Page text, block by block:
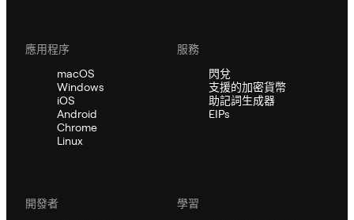
應用程序
macOS
Windows
iOS
Android
Chrome
Linux
服務
閃兌
支援的加密貨幣
助記詞生成器
EIPs
開發者
學習